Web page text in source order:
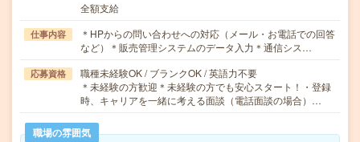
全額支給
仕事内容
＊HPからの問い合わせへの対応（メール・お電話での回答
など）＊販売管理システムのデータ入力＊通信シス…
応募資格
職種未経験OK / ブランクOK / 英語力不要
＊未経験の方歓迎＊未経験の方でも安心スタート！・登録
時、キャリアを一緒に考える面談（電話面談の場合）…
職場の雰囲気